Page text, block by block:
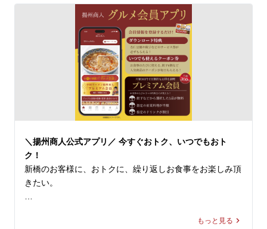
※店舗により販売価格が異なります
※週替わりランチは取扱いの無い店舗もございます
※平日限定メニューとなります
皆様のご来店を、中国ラーメン揚州商人 新橋店スタッフ
一同、心よりお待ちしております。
🍅 「冷しトマト麺」 1,220～1,240円(税込)
※店舗により販売価格が異なります
「まだ食べたことがない」という方にこそ、ぜひ体験して
いただきたいのがこの一杯。
野菜エキスで酸味の中に甘みを加えたトマトスープに、芳
醇なごま油を回し掛けることで、さっぱりとしつつも奥行
きのある本格中華の風味を際立たせたスープ。そこにサラ
ダほうれん草の食感と、ジューシーで柔らかな豚肉のコク
のある旨みが重なり、相性は抜群です！
さっぱりとしながらも深みのある中華テイストは、食欲が
夏の自信作「冷しトマト麺」で、爽やかで美味しいひとと
＼揚州商人公式アプリ／ 今すぐおトク、いつでもおト
ク！
新橋のお客様に、おトクに、繰り返しお食事をお楽しみ頂
きたい。
大好評無料配信中の「揚州商人公式アプリ」をご紹介。
もっと見る